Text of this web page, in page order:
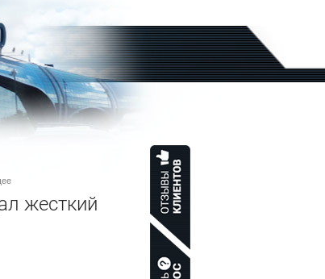
жесткий